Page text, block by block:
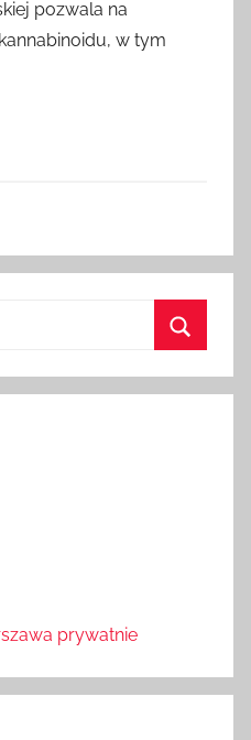
pozwala na
w tym
prywatnie